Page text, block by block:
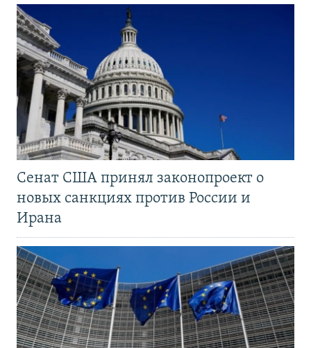
Сенат США принял законопроект о
новых санкциях против России и
Ирана